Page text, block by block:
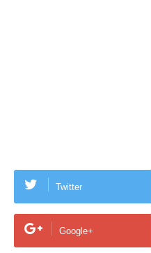
Twitter
Google+